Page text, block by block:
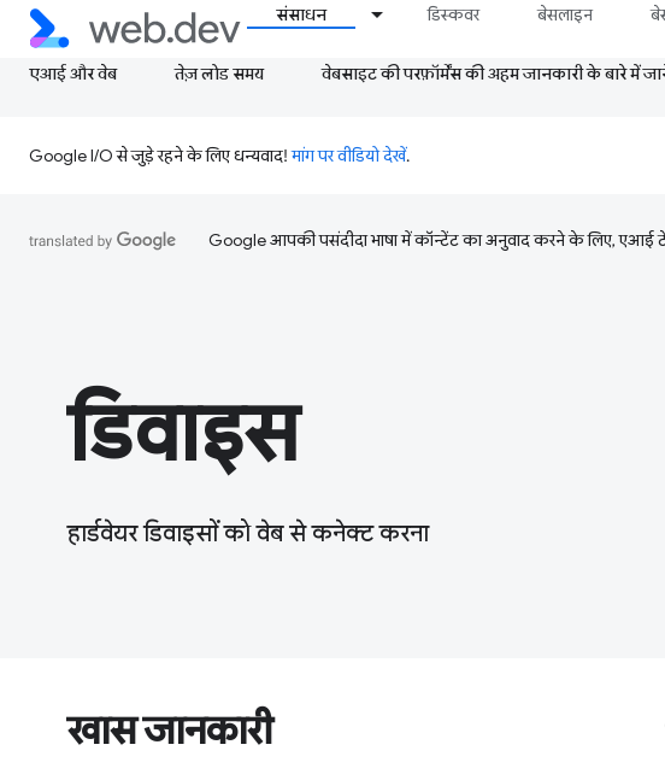
संसाधन डिस्कवर बेसलाइन
एआई और वेब तेज़ लोड समय वेबसाइट की परफ़ॉर्मेंस की अहम जानकारी के बारे में
Google I/O से जुड़े रहने के लिए धन्यवाद!मांग पर वीडियो देखें.
Google आपकी पसंदीदा भाषा में कॉन्टेंट का अनुवाद करने के लिए, एआई
डिवाइस
हार्डवेयर डिवाइसों को वेब से कनेक्ट करना
खास जानकारी